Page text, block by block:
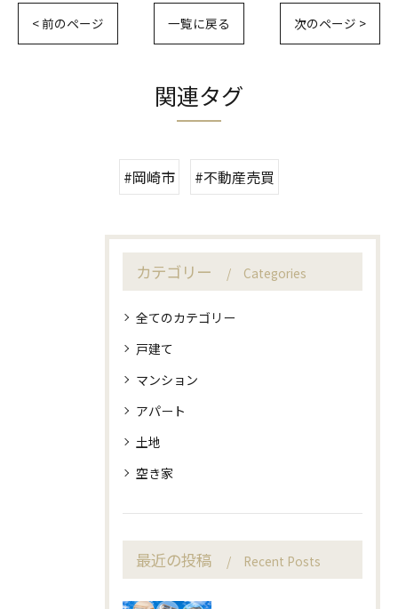
< 前のページ 一覧に戻る 次のページ >
関連タグ
#岡崎市 #不動産売買
カテゴリー Categories
全てのカテゴリー
戸建て
マンション
アパート
土地
空き家
最近の投稿 Recent Posts